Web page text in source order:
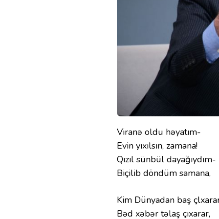
Viranə oldu həyatım-
Evin yıxılsın, zamana!
Qızıl sünbül dayağıydım-
Biçilib döndüm samana,
Kim Dünyadan baş
Bəd xəbər təlaş çıxarar,